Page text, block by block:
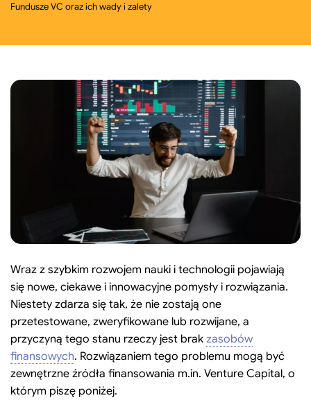
Search:
Fundusze VC oraz ich wady i zalety
Wraz z szybkim rozwojem nauki i technologii pojawiają
się nowe, ciekawe i innowacyjne pomysły i rozwiązania.
Niestety zdarza się tak, że nie zostają one
przetestowane, zweryfikowane lub rozwijane, a
przyczyną tego stanu rzeczy jest brak zasobów
finansowych. Rozwiązaniem tego problemu mogą być
zewnętrzne źródła finansowania m.in. Venture Capital, o
którym piszę poniżej.